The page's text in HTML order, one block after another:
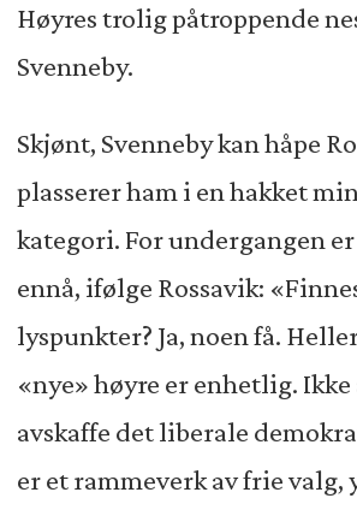
Høyres trolig påtroppende
Svenneby.
Skjønt, Svenneby kan håpe
plasserer ham i en hakket
kategori. For undergangen
ennå, ifølge Rossavik:
lyspunkter? Ja, noen få.
«nye» høyre er enhetlig.
avskaffe det liberale
er et rammeverk av frie